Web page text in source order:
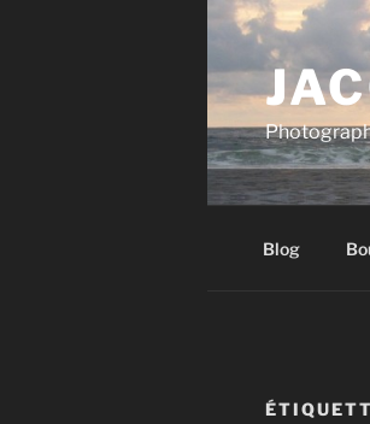
Aller
contenu
principal
Blog